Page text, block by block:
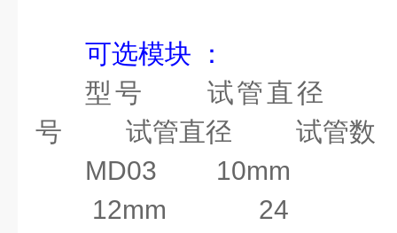
度均
匀性
示精
0.1℃
可选模块
：
型号
试管直径
号
试管直径
试管数
MD03
12mm